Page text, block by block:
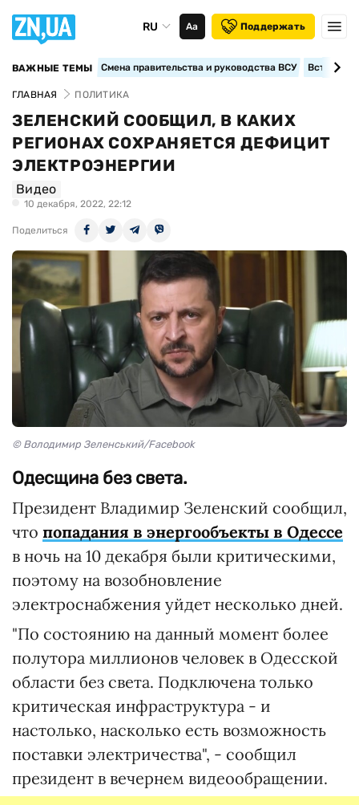
RU Аа Поддержать
ВАЖНЫЕ ТЕМЫ Смена правительства и руководства ВСУ
ГЛАВНАЯ ПОЛИТИКА
ЗЕЛЕНСКИЙ СООБЩИЛ, В КАКИХ
РЕГИОНАХ СОХРАНЯЕТСЯ ДЕФИЦИТ
ЭЛЕКТРОЭНЕРГИИ
Видео
10 декабря, 2022, 22:12
Поделиться
© Володимир Зеленський/Facebook
Одесщина без света.
Президент Владимир Зеленский сообщил,
что попадания в энергообъекты в Одессе
в ночь на 10 декабря были критическими,
поэтому на возобновление
электроснабжения уйдет несколько дней.
"По состоянию на данный момент более
полутора миллионов человек в Одесской
области без света. Подключена только
критическая инфраструктура - и
настолько, насколько есть возможность
поставки электричества", - сообщил
президент в вечернем видеообращении.